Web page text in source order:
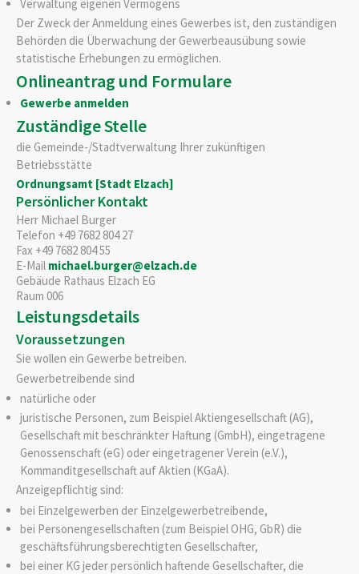
Verwaltung eigenen Vermögens
Der Zweck der Anmeldung eines Gewerbes ist, den zuständigen
Behörden die Überwachung der Gewerbeausübung sowie
statistische Erhebungen zu ermöglichen.
Onlineantrag und Formulare
Gewerbe anmelden
Zuständige Stelle
die Gemeinde-/Stadtverwaltung Ihrer zukünftigen
Betriebsstätte
Ordnungsamt [Stadt Elzach]
Persönlicher Kontakt
Herr Michael Burger
Telefon +49 7682 804 27
Fax +49 7682 804 55
E-Mail michael.burger@elzach.de
Gebäude Rathaus Elzach EG
Raum 006
Leistungsdetails
Voraussetzungen
Sie wollen ein Gewerbe betreiben.
Gewerbetreibende sind
natürliche oder
juristische Personen, zum Beispiel Aktiengesellschaft (AG),
Gesellschaft mit beschränkter Haftung (GmbH), eingetragene
Genossenschaft (eG) oder eingetragener Verein (e.V.),
Kommanditgesellschaft auf Aktien (KGaA).
Anzeigepflichtig sind:
bei Einzelgewerben der Einzelgewerbetreibende,
bei Personengesellschaften (zum Beispiel OHG, GbR) die
geschäftsführungsberechtigten Gesellschafter,
bei einer KG jeder persönlich haftende Gesellschafter, die